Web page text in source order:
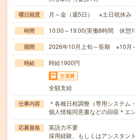
曜日頻度 月～金（週5日） ※土日祝休み
時間 10:00～19:00(実働8時間 休憩1
期間 2026年10月上旬～長期 ※10月
時給 時給1900円
交通費
全額支給
仕事内容
＊各種日程調整（専用システム
個人情報同意書などの回収＊エ
応募資格
英語力不要
採用経験、もしくはアシスタン